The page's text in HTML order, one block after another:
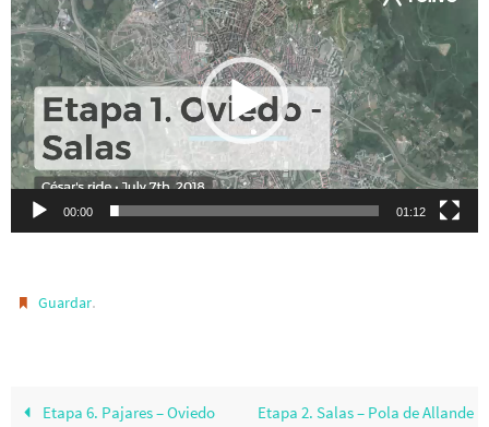
de
vídeo
00:00 01:12
Guardar.
Etapa 6. Pajares – Oviedo Etapa 2. Salas – Pola de Allande